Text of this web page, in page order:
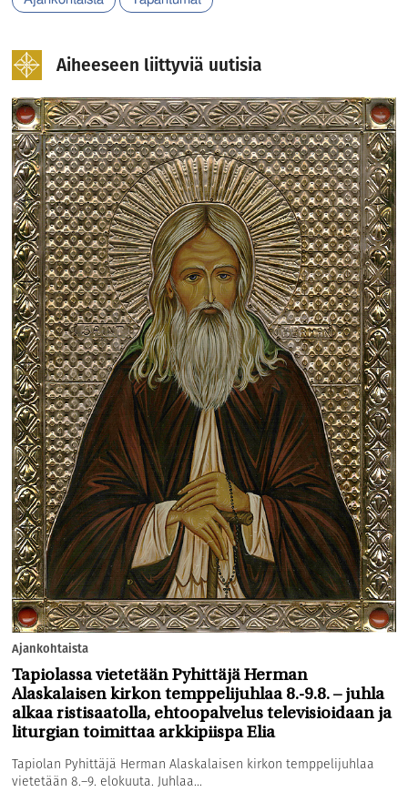
Aiheeseen liittyviä uutisia
Ajankohtaista
Tapiolassa vietetään Pyhittäjä Herman
Alaskalaisen kirkon temppelijuhlaa 8.-9.8. – juhla
alkaa ristisaatolla, ehtoopalvelus televisioidaan ja
liturgian toimittaa arkkipiispa Elia
Tapiolan Pyhittäjä Herman Alaskalaisen kirkon temppelijuhlaa
vietetään 8.–9. elokuuta. Juhlaa...